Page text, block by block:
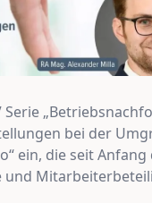
bei der
ein, die seit